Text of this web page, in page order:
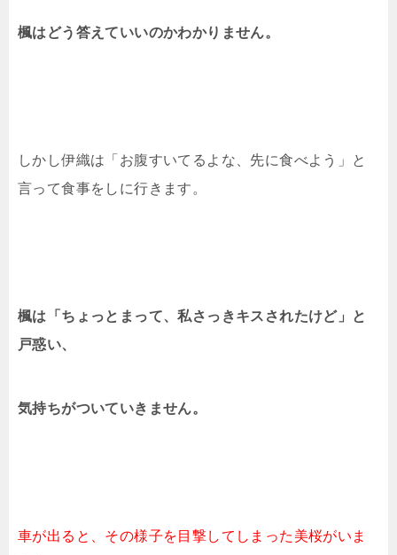
楓はどう答えていいのかわかりません。
しかし伊織は「お腹すいてるよな、先に食べよう」と
言って食事をしに行きます。
楓は「ちょっとまって、私さっきキスされたけど」と
戸惑い、
気持ちがついていきません。
車が出ると、その様子を目撃してしまった美桜がいま